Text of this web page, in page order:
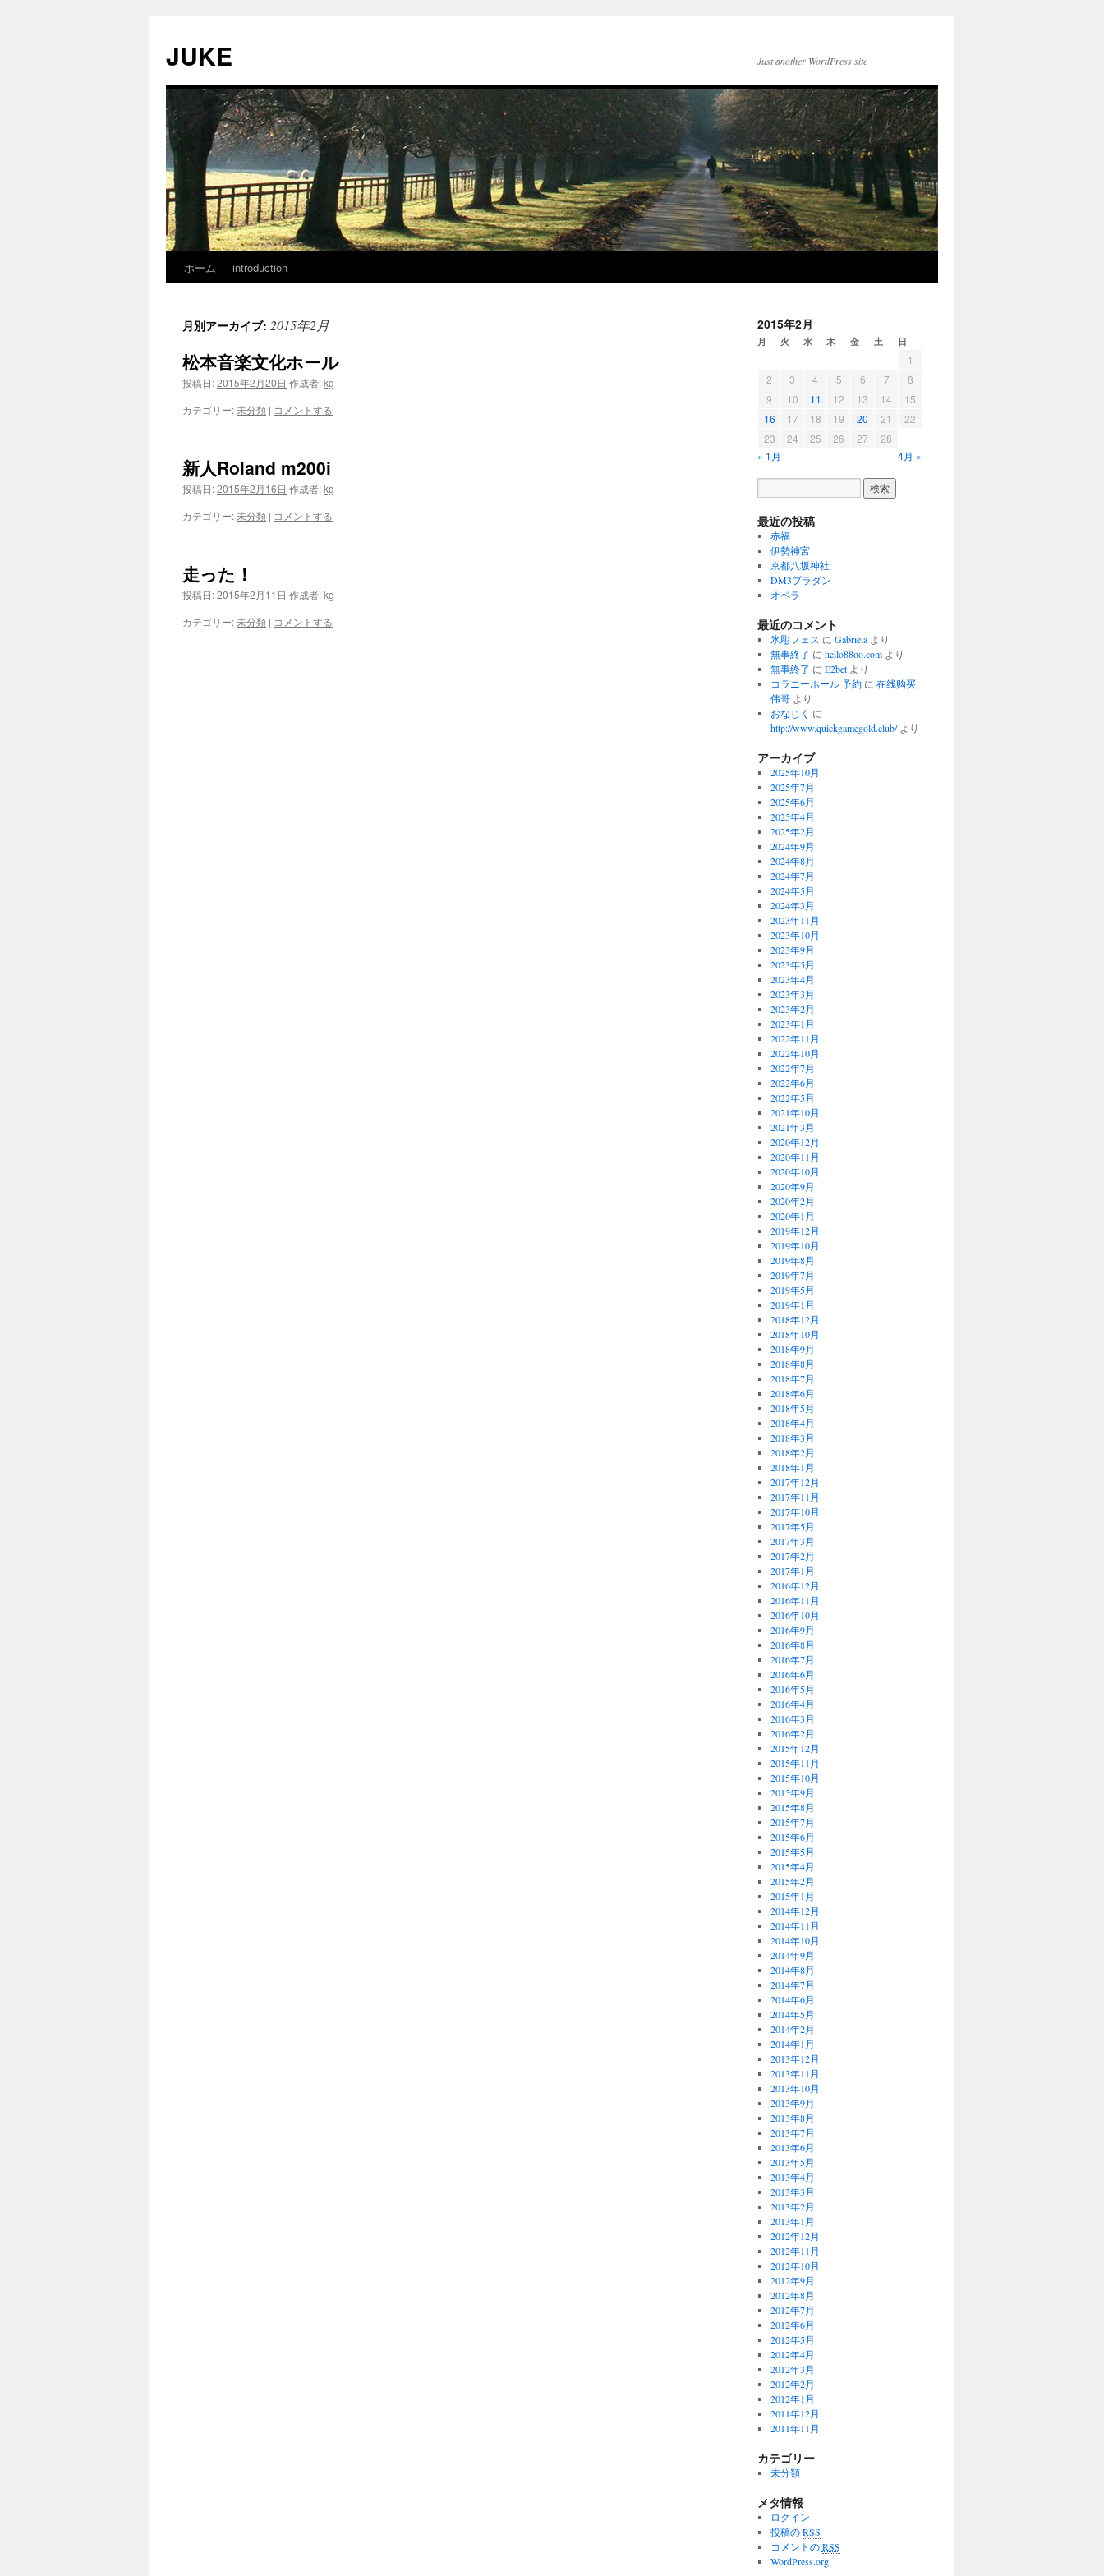
JUKE Just another WordPress site
ホーム introduction
月別アーカイブ: 2015年2月
松本音楽文化ホール
投稿日:2015年2月20日 作成者:kg
カテゴリー:未分類 | コメントする
新人Roland m200i
投稿日:2015年2月16日 作成者:kg
カテゴリー:未分類 | コメントする
走った！
投稿日:2015年2月11日 作成者:kg
カテゴリー:未分類 | コメントする
2015年2月
月 火 水 木 金 土 日
« 1月 4月 »
1
2
3 4 5 6 7
8
9
10 11 12 13 14
15
16
17 18 19 20 21
22
23
24 25 26 27 28
最近の投稿
赤福
伊勢神宮
京都八坂神社
DM3プラダン
オペラ
最近のコメント
氷彫フェス に Gabrielaより
無事終了 に hello88oo.comより
無事終了 に E2betより
コラニーホール 予約に 在线购买
伟哥より
おなじく に
http://www.quickgamegold.club/より
アーカイブ
2025年10月
2025年7月
2025年6月
2025年4月
2025年2月
2024年9月
2024年8月
2024年7月
2024年5月
2024年3月
2023年11月
2023年10月
2023年9月
2023年5月
2023年4月
2023年3月
2023年2月
2023年1月
2022年11月
2022年10月
2022年7月
2022年6月
2022年5月
2021年10月
2021年3月
2020年12月
2020年11月
2020年10月
2020年9月
2020年2月
2020年1月
2019年12月
2019年10月
2019年8月
2019年7月
2019年5月
2019年1月
2018年12月
2018年10月
2018年9月
2018年8月
2018年7月
2018年6月
2018年5月
2018年4月
2018年3月
2018年2月
2018年1月
2017年12月
2017年11月
2017年10月
2017年5月
2017年3月
2017年2月
2017年1月
2016年12月
2016年11月
2016年10月
2016年9月
2016年8月
2016年7月
2016年6月
2016年5月
2016年4月
2016年3月
2016年2月
2015年12月
2015年11月
2015年10月
2015年9月
2015年8月
2015年7月
2015年6月
2015年5月
2015年4月
2015年2月
2015年1月
2014年12月
2014年11月
2014年10月
2014年9月
2014年8月
2014年7月
2014年6月
2014年5月
2014年2月
2014年1月
2013年12月
2013年11月
2013年10月
2013年9月
2013年8月
2013年7月
2013年6月
2013年5月
2013年4月
2013年3月
2013年2月
2013年1月
2012年12月
2012年11月
2012年10月
2012年9月
2012年8月
2012年7月
2012年6月
2012年5月
2012年4月
2012年3月
2012年2月
2012年1月
2011年12月
2011年11月
カテゴリー
未分類
メタ情報
ログイン
投稿のRSS
コメントのRSS
WordPress.org